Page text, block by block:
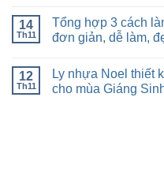
14
Th11
Tổng hợp 3 cách
đơn giản, dễ làm,
12
Th11
Ly nhựa Noel thiết
cho mùa Giáng